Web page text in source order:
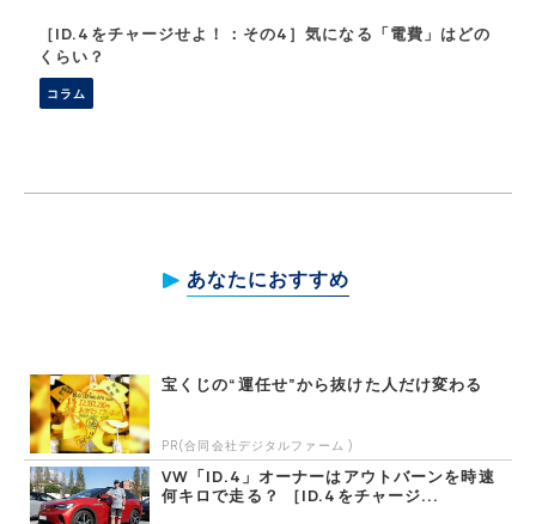
［ID.4をチャージせよ！：その4］気になる「電費」はどの
くらい？
コラム
あなたにおすすめ
宝くじの“運任せ”から抜けた人だけ変わる
PR(合同会社デジタルファーム )
VW「ID.4」オーナーはアウトバーンを時速
何キロで走る？ ［ID.4をチャージ...